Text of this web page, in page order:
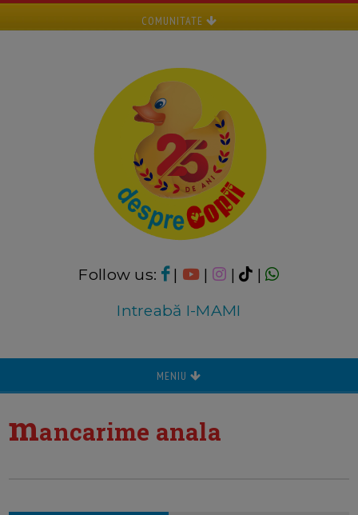
COMUNITATE
Follow us: | | |
|
Intreabă I-MAMI
MENIU
mancarime anala